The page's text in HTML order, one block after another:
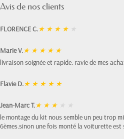
Avis de nos clients
FLORENCE C.★ ★ ★ ★ ★
Marie V.★ ★ ★ ★ ★
livraison soignée et rapide. ravie de mes
Flavie D.★ ★ ★ ★ ★
Jean-Marc T.★ ★ ★ ★ ★
le montage du kit nous semble un peu trop
6èmes.sinon une fois monté la voiturette est